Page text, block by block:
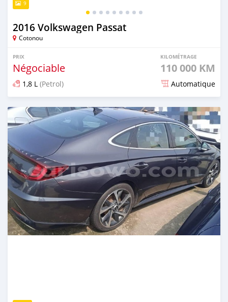
9
2016 Volkswagen Passat
Cotonou
PRIX
Négociable
KILOMÉTRAGE
110 000 KM
1,8 L (Petrol) Automatique
Publié il y a 5 jours